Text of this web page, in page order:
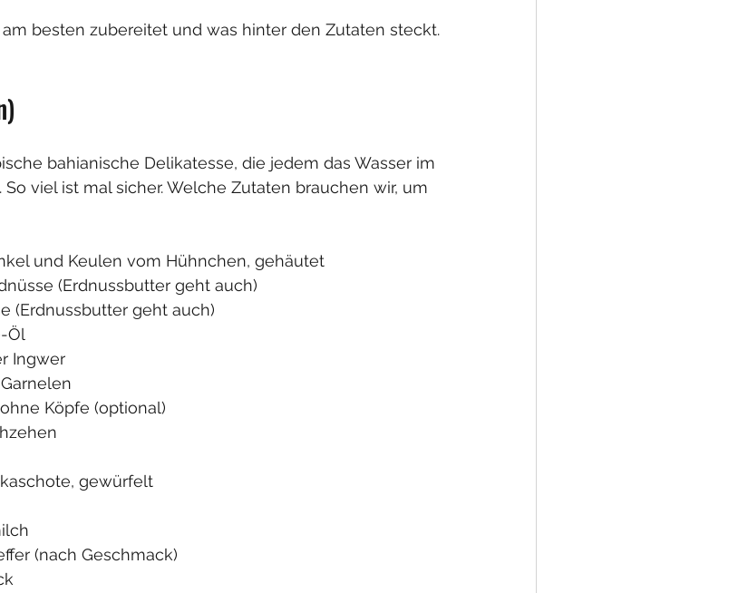
besten zubereitet und was hinter den Zutaten steckt.
bahianische Delikatesse, die jedem das Wasser im
viel ist mal sicher. Welche Zutaten brauchen wir, um
und Keulen vom Hühnchen, gehäutet
(Erdnussbutter geht auch)
(Erdnussbutter geht auch)
Öl
Ingwer
Garnelen
ohne Köpfe (optional)
gewürfelt
(nach Geschmack)